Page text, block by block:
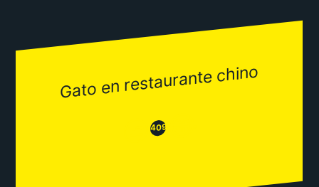
Gato en restaurante chino
😒409😂